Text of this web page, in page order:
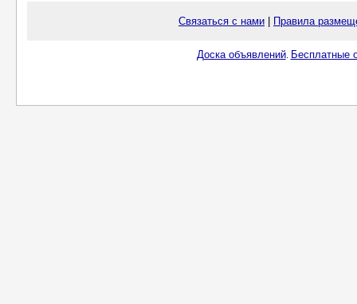
Связаться с нами Правила
Доска объявлений. Бесплатные